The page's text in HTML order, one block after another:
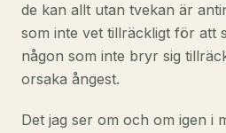
de kan allt utan tvekan är
som inte vet tillräckligt för att
någon som inte bryr sig
orsaka ångest.
Det jag ser om och om igen i